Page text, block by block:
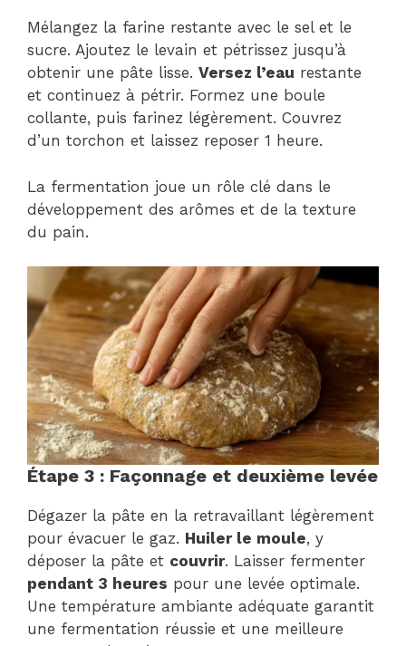
Mélangez la farine restante avec le sel et le
sucre. Ajoutez le levain et pétrissez jusqu’à
obtenir une pâte lisse. Versez l’eau restante
et continuez à pétrir. Formez une boule
collante, puis farinez légèrement. Couvrez
d’un torchon et laissez reposer 1 heure.
La fermentation joue un rôle clé dans le
développement des arômes et de la texture
du pain.
Étape 3 : Façonnage et deuxième levée
Dégazer la pâte en la retravaillant légèrement
pour évacuer le gaz. Huiler le moule, y
déposer la pâte et couvrir. Laisser fermenter
pendant 3 heures pour une levée optimale.
Une température ambiante adéquate garantit
une fermentation réussie et une meilleure